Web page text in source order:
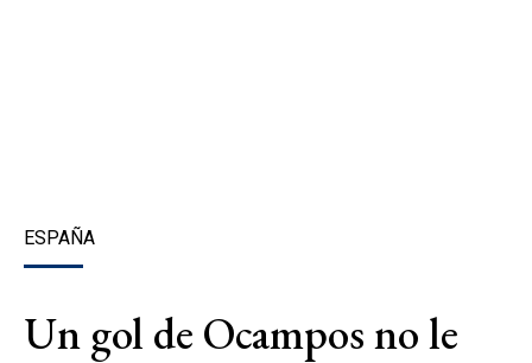
ESPAÑA
Un gol de Ocampos no le